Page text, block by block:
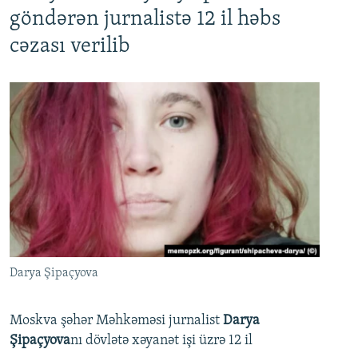
göndərən jurnalistə 12 il həbs
cəzası verilib
Darya Şipaçyova
Moskva şəhər Məhkəməsi jurnalist Darya
Şipaçyovanı dövlətə xəyanət işi üzrə 12 il